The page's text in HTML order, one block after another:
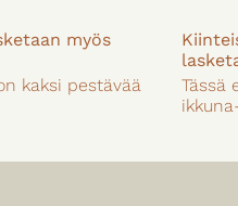
myös
kaksi pestävää
Tässä